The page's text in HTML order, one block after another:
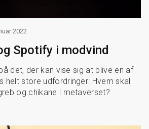
2022
Spotify i modvind
det, der kan vise sig at blive en af
helt store udfordringer: Hvem skal
og chikane i metaverset?